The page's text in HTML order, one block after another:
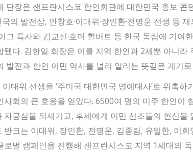
단장은 샌프란시스코 한인회관에 대한민국 홍보 콘
의 발전상, 안창호·이대위·장인환·전명운 선생 등
그 특사와 김교신·호머 헐버트 등 한국 독립에 기여
됐다. 김한일 회장은 이를 지역 한인과 2세뿐 아니라
발전과 한인 이민 역사를 널리 알리는 뜻깊은 계기
대위 선생을 ‘주미국 대한민국 명예대사’로 위촉하
사회의 큰 호응을 얻었다. 6500여 명의 미주 한인이
자긍심을 되새기고, 후세에게 이민 선조들의 헌신을
반크는 이대위, 장인환, 전명운, 김종림, 유일한, 이
로벌 캠페인을 진행해 샌프란시스코 지역 1세대의